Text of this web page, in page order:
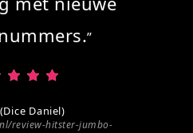
”
Daniel)
review-hitster-jumbo-